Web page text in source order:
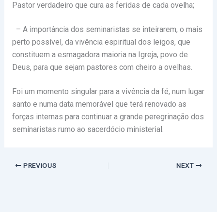
Pastor verdadeiro que cura as feridas de cada ovelha;
– A importância dos seminaristas se inteirarem, o mais
perto possível, da vivência espiritual dos leigos, que
constituem a esmagadora maioria na Igreja, povo de
Deus, para que sejam pastores com cheiro a ovelhas.
Foi um momento singular para a vivência da fé, num lugar
santo e numa data memorável que terá renovado as
forças internas para continuar a grande peregrinação dos
seminaristas rumo ao sacerdócio ministerial.
PREVIOUS NEXT